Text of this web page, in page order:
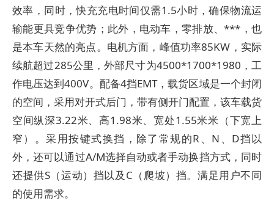
效率，同时，快充充电时间仅需1.5小时，确保物流运
输能更具竞争优势；此外，电动车，零排放、***，也
是本车天然的亮点。电机方面，峰值功率85KW，实际
续航超过285公里，外部尺寸为4500*1700*1980，工
作电压达到400V。配备4挡EMT，载货区域是一个封闭
的空间，采用对开式后门，带有侧开门配置，该车载货
空间纵深3.22米、高1.98米、宽处1.55米米（下宽上
窄）。采用按键式换挡，除了常规的R、N、D挡以
外，还可以通过A/M选择自动或者手动换挡方式，同时
还提供S（运动）挡以及C（爬坡）挡。满足用户不同
的使用需求。